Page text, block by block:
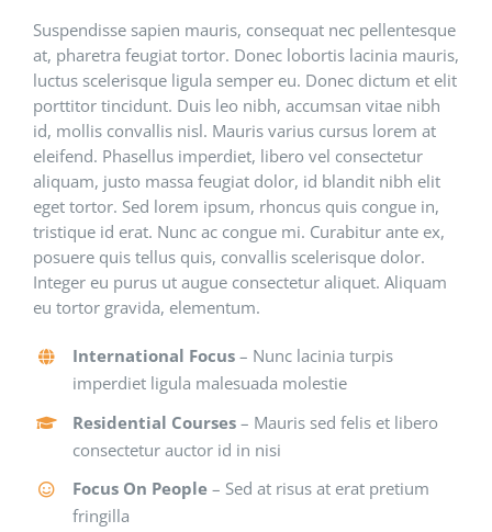
Suspendisse sapien mauris, consequat nec pellentesque
at, pharetra feugiat tortor. Donec lobortis lacinia mauris,
luctus scelerisque ligula semper eu. Donec dictum et elit
porttitor tincidunt. Duis leo nibh, accumsan vitae nibh
id, mollis convallis nisl. Mauris varius cursus lorem at
eleifend. Phasellus imperdiet, libero vel consectetur
aliquam, justo massa feugiat dolor, id blandit nibh elit
eget tortor. Sed lorem ipsum, rhoncus quis congue in,
tristique id erat. Nunc ac congue mi. Curabitur ante ex,
posuere quis tellus quis, convallis scelerisque dolor.
Integer eu purus ut augue consectetur aliquet. Aliquam
eu tortor gravida, elementum.
International Focus – Nunc lacinia turpis
imperdiet ligula malesuada molestie
Residential Courses – Mauris sed felis et libero
consectetur auctor id in nisi
Focus On People – Sed at risus at erat pretium
fringilla